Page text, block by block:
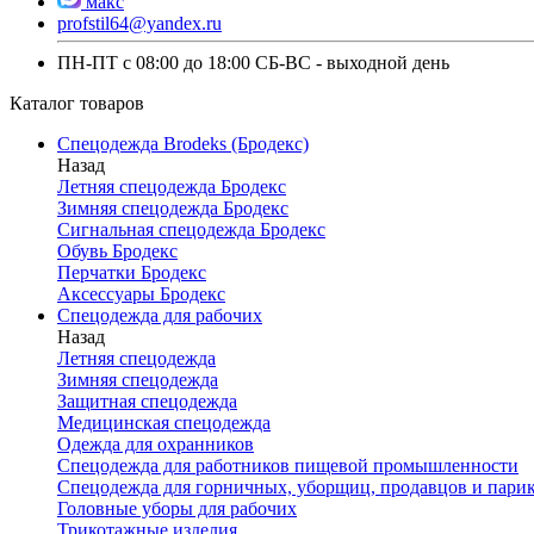
profstil64@yandex.ru
ПН-ПТ с 08:00 до 18:00 СБ-ВС - выходной день
Каталог товаров
Спецодежда Brodeks (Бродекс)
Назад
Летняя спецодежда Бродекс
Зимняя спецодежда Бродекс
Сигнальная спецодежда Бродекс
Обувь Бродекс
Перчатки Бродекс
Аксессуары Бродекс
Спецодежда для рабочих
Назад
Летняя спецодежда
Зимняя спецодежда
Защитная спецодежда
Медицинская спецодежда
Одежда для охранников
Спецодежда для работников пищевой промышленности
Спецодежда для горничных, уборщиц, продавцов и
Головные уборы для рабочих
Трикотажные изделия